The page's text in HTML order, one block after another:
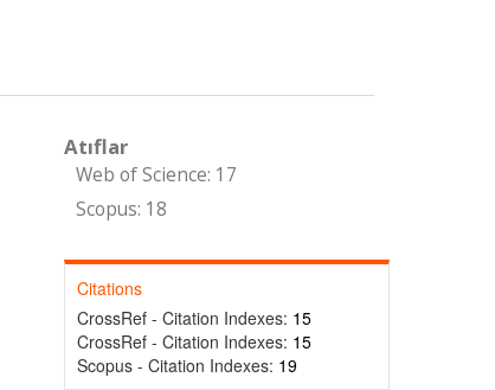
Atıflar
Web of Science: 17
Scopus: 18
Citations
CrossRef - Citation Indexes: 15
CrossRef - Citation Indexes: 15
Scopus - Citation Indexes: 19